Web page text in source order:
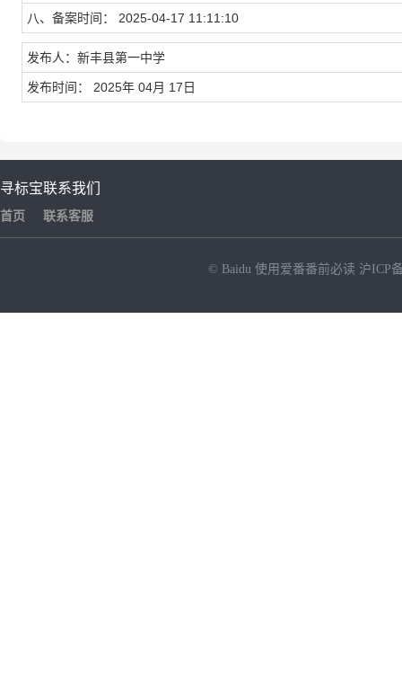
八、备案时间： 2025-04-17 11:11:10
发布人：新丰县第一中学
发布时间： 2025年 04月 17日
寻标宝
首页
联系我们
联系客服
© Baidu 使用爱番番前必读 沪ICP